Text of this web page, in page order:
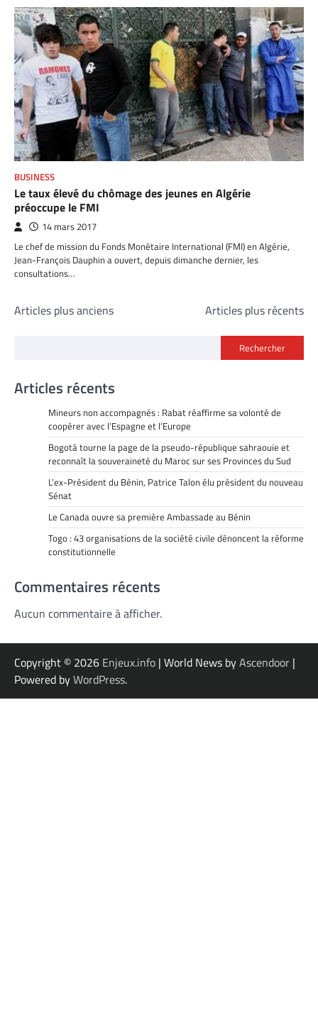
BUSINESS
Le taux élevé du chômage des jeunes en Algérie
préoccupe le FMI
14 mars 2017
Le chef de mission du Fonds Monétaire International (FMI) en Algérie,
Jean-François Dauphin a ouvert, depuis dimanche dernier, les
consultations…
Navigation
Articles plus anciens Articles plus récents
Rechercher
Articles récents
Mineurs non accompagnés : Rabat réaffirme sa volonté de
coopérer avec l’Espagne et l’Europe
Bogotá tourne la page de la pseudo-république sahraouie et
reconnaît la souveraineté du Maroc sur ses Provinces du Sud
L’ex-Président du Bénin, Patrice Talon élu président du nouveau
Sénat
Le Canada ouvre sa première Ambassade au Bénin
Togo : 43 organisations de la société civile dénoncent la réforme
constitutionnelle
Commentaires récents
Aucun commentaire à afficher.
Copyright © 2026 Enjeux.info | World News byAscendoor |
Powered byWordPress.